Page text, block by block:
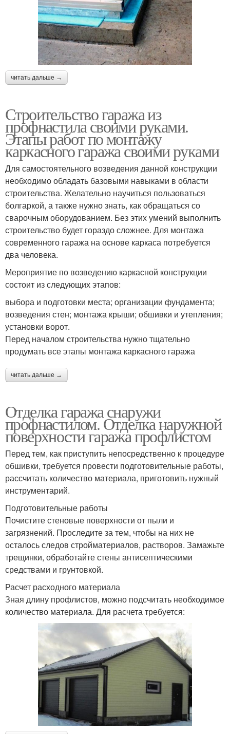
читать дальше →
Строительство гаража из
профнастила своими руками.
Этапы работ по монтажу
каркасного гаража своими руками
Для самостоятельного возведения данной конструкции
необходимо обладать базовыми навыками в области
строительства. Желательно научиться пользоваться
болгаркой, а также нужно знать, как обращаться со
сварочным оборудованием. Без этих умений выполнить
строительство будет гораздо сложнее. Для монтажа
современного гаража на основе каркаса потребуется
два человека.
Мероприятие по возведению каркасной конструкции
состоит из следующих этапов:
выбора и подготовки места; организации фундамента;
возведения стен; монтажа крыши; обшивки и утепления;
установки ворот.
Перед началом строительства нужно тщательно
продумать все этапы монтажа каркасного гаража
читать дальше →
Отделка гаража снаружи
профнастилом. Отделка наружной
поверхности гаража профлистом
Перед тем, как приступить непосредственно к процедуре
обшивки, требуется провести подготовительные работы,
рассчитать количество материала, приготовить нужный
инструментарий.
Подготовительные работы
Почистите стеновые поверхности от пыли и
загрязнений. Проследите за тем, чтобы на них не
осталось следов стройматериалов, растворов. Замажьте
трещинки, обработайте стены антисептическими
средствами и грунтовкой.
Расчет расходного материала
Зная длину профлистов, можно подсчитать необходимое
количество материала. Для расчета требуется: